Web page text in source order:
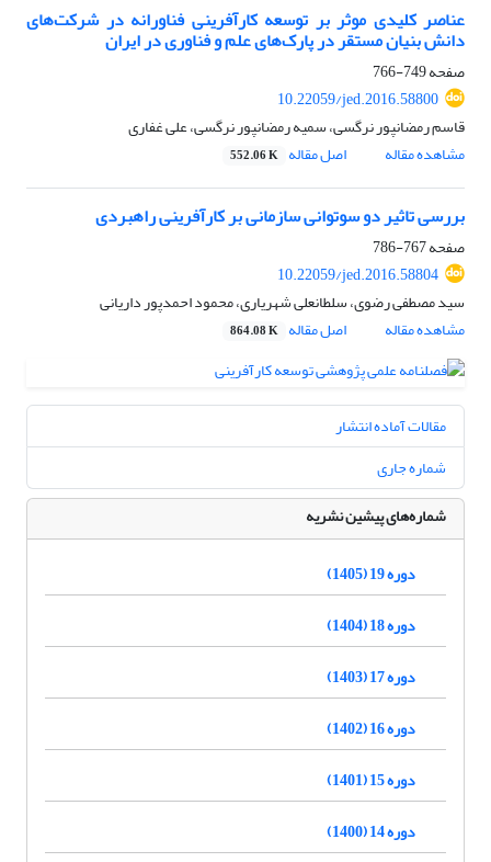
عناصر کلیدی موثر بر توسعه کارآفرینی فناورانه در شرکت‌های
دانش بنیان مستقر در پارک‌های علم و فناوری در ایران
صفحه749-766
10.22059/jed.2016.58800
قاسم رمضانپور نرگسی، سمیه رمضانپور نرگسی، علی غفاری
مشاهده مقاله
اصل مقاله 552.06 K
بررسی تاثیر دو سوتوانی سازمانی بر کارآفرینی راهبردی
صفحه767-786
10.22059/jed.2016.58804
سید مصطفی رضوی، سلطانعلی شهریاری، محمود احمدپور داریانی
مشاهده مقاله
اصل مقاله 864.08 K
مقالات آماده انتشار
شماره جاری
شماره‌های پیشین نشریه
دوره 19 (1405)
دوره 18 (1404)
دوره 17 (1403)
دوره 16 (1402)
دوره 15 (1401)
دوره 14 (1400)